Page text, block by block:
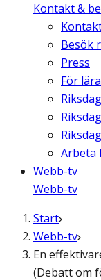
Kontakt &
Besök
Press
För
Arbeta
Webb-tv
Webb-tv
Start
Webb-tv
En
(Debatt om